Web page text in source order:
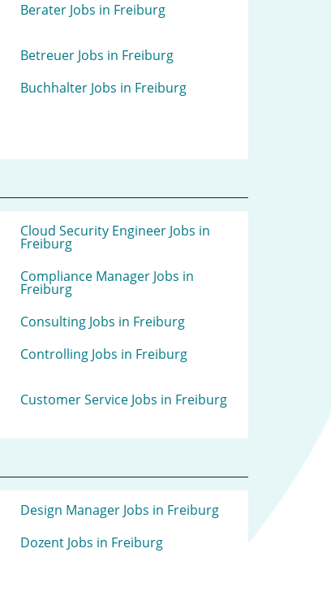
Berater Jobs in Freiburg
Betreuer Jobs in Freiburg
Buchhalter Jobs in Freiburg
Cloud Security Engineer Jobs in
Freiburg
Compliance Manager Jobs in
Freiburg
Consulting Jobs in Freiburg
Controlling Jobs in Freiburg
Customer Service Jobs in Freiburg
Design Manager Jobs in Freiburg
Dozent Jobs in Freiburg